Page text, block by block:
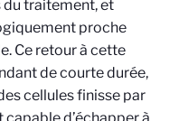
du traitement, et
proche
Ce retour à cette
de courte durée,
cellules finisse par